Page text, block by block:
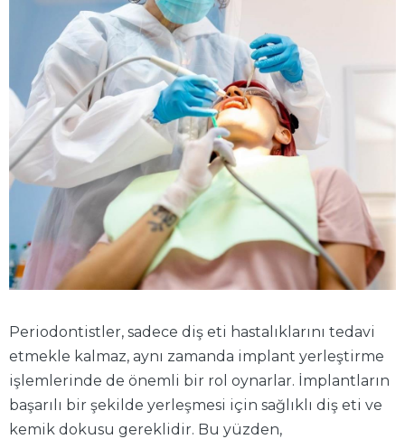
Periodontistler, sadece diş eti hastalıklarını tedavi
etmekle kalmaz, aynı zamanda implant yerleştirme
işlemlerinde de önemli bir rol oynarlar. İmplantların
başarılı bir şekilde yerleşmesi için sağlıklı diş eti ve
kemik dokusu gereklidir. Bu yüzden,